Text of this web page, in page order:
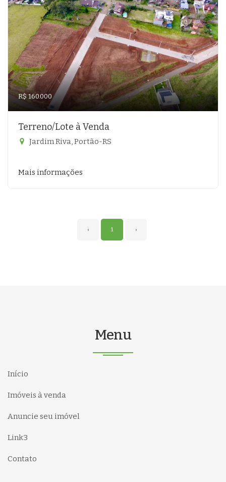
R$ 160.000
Terreno/Lote à Venda
Jardim Riva, Portão-RS
Mais informações
‹ 1 ›
Menu
Início
Imóveis à venda
Anuncie seu imóvel
Link3
Contato